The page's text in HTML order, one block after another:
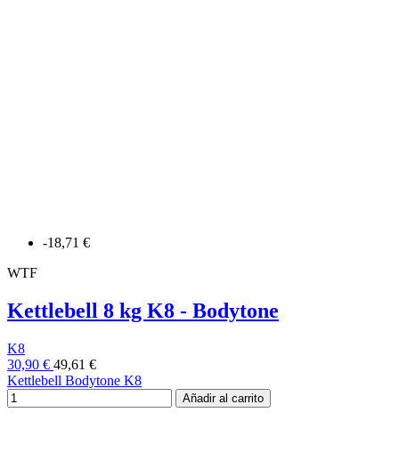
-18,71 €
WTF
Kettlebell 8 kg K8 - Bodytone
K8
30,90 € 49,61 €
Kettlebell Bodytone K8
Añadir al carrito